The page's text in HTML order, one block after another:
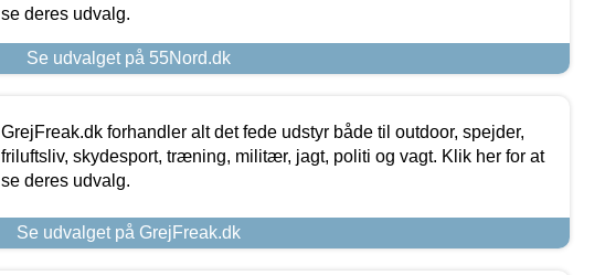
se deres udvalg.
Se udvalget på 55Nord.dk
GrejFreak.dk forhandler alt det fede udstyr både til outdoor, spejder,
friluftsliv, skydesport, træning, militær, jagt, politi og vagt. Klik her for at
se deres udvalg.
Se udvalget på GrejFreak.dk